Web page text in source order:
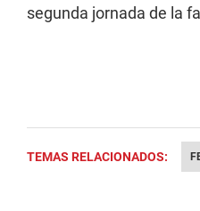
segunda jornada de la
TEMAS RELACIONADOS: